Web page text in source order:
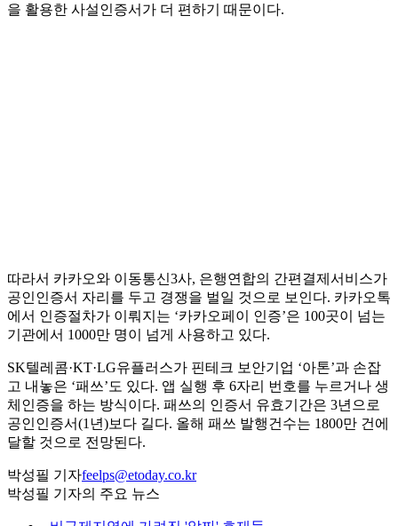
을 활용한 사설인증서가 더 편하기 때문이다.
따라서 카카오와 이동통신3사, 은행연합의 간편결제서비스가
공인인증서 자리를 두고 경쟁을 벌일 것으로 보인다. 카카오톡
에서 인증절차가 이뤄지는 ‘카카오페이 인증’은 100곳이 넘는
기관에서 1000만 명이 넘게 사용하고 있다.
SK텔레콤·KT·LG유플러스가 핀테크 보안기업 ‘아톤’과 손잡
고 내놓은 ‘패쓰’도 있다. 앱 실행 후 6자리 번호를 누르거나 생
체인증을 하는 방식이다. 패쓰의 인증서 유효기간은 3년으로
공인인증서(1년)보다 길다. 올해 패쓰 발행건수는 1800만 건에
달할 것으로 전망된다.
박성필 기자feelps@etoday.co.kr
박성필 기자의 주요 뉴스